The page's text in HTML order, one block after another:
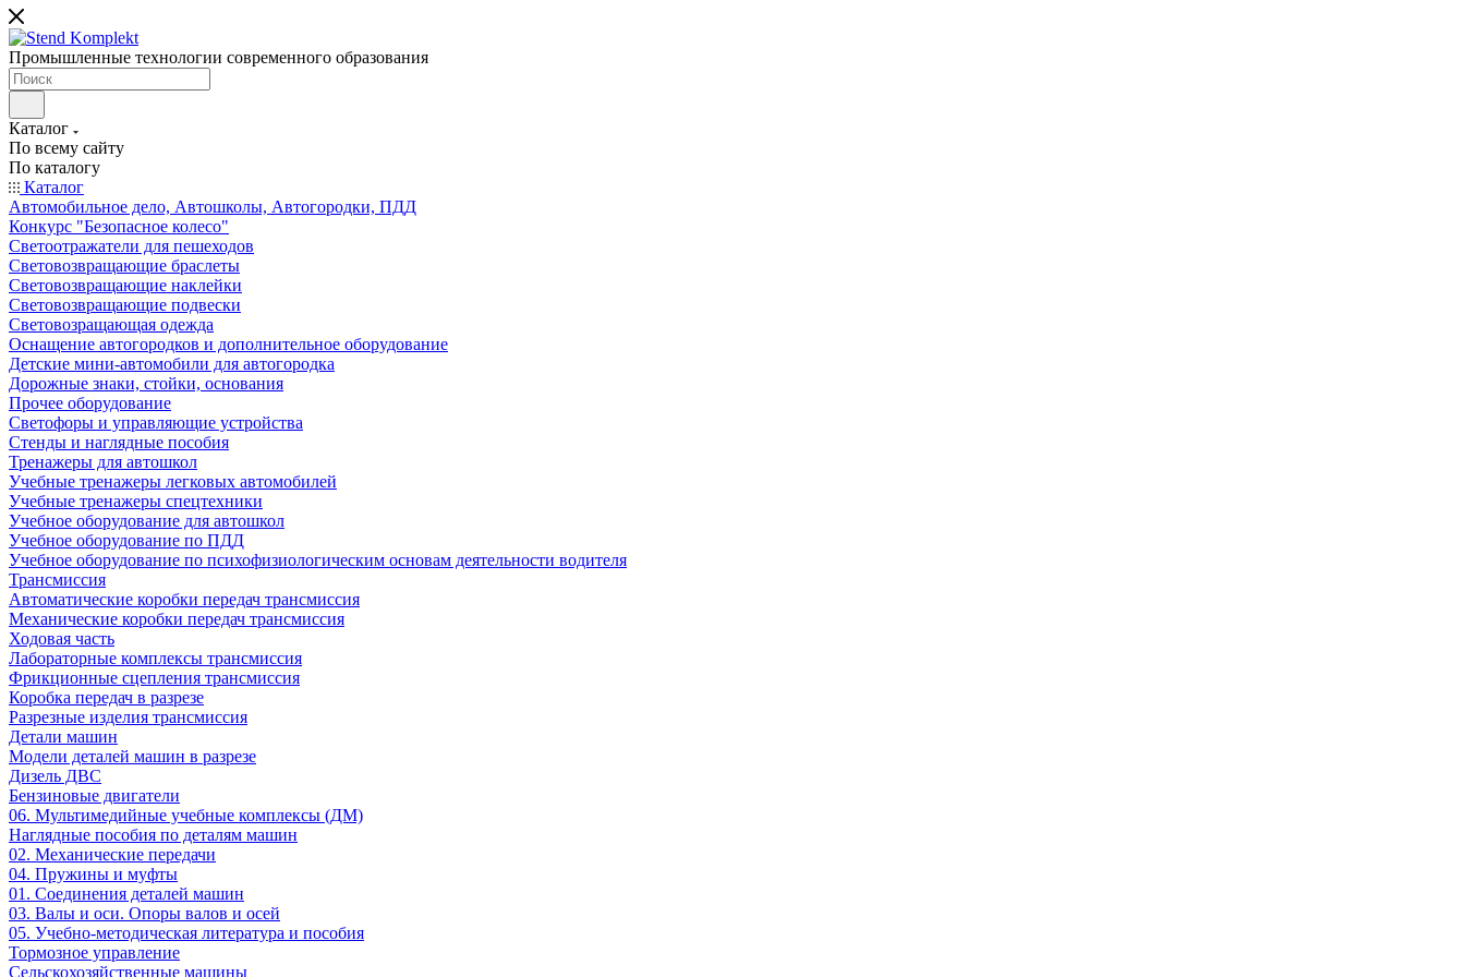
Промышленные технологии современного образования
Каталог
По всему сайту
По каталогу
Каталог
Автомобильное дело, Автошколы, Автогородки, ПДД
Конкурс "Безопасное колесо"
Светоотражатели для пешеходов
Световозвращающие браслеты
Световозвращающие наклейки
Световозвращающие подвески
Световозращающая одежда
Оснащение автогородков и дополнительное оборудование
Детские мини-автомобили для автогородка
Дорожные знаки, стойки, основания
Прочее оборудование
Светофоры и управляющие устройства
Стенды и наглядные пособия
Тренажеры для автошкол
Учебные тренажеры легковых автомобилей
Учебные тренажеры спецтехники
Учебное оборудование для автошкол
Учебное оборудование по ПДД
Учебное оборудование по психофизиологическим основам деятельности водителя
Трансмиссия
Автоматические коробки передач трансмиссия
Механические коробки передач трансмиссия
Ходовая часть
Лабораторные комплексы трансмиссия
Фрикционные сцепления трансмиссия
Коробка передач в разрезе
Разрезные изделия трансмиссия
Детали машин
Модели деталей машин в разрезе
Дизель ДВС
Бензиновые двигатели
06. Мультимедийные учебные комплексы (ДМ)
Наглядные пособия по деталям машин
02. Механические передачи
04. Пружины и муфты
01. Соединения деталей машин
03. Валы и оси. Опоры валов и осей
05. Учебно-методическая литература и пособия
Тормозное управление
Сельскохозяйственные машины